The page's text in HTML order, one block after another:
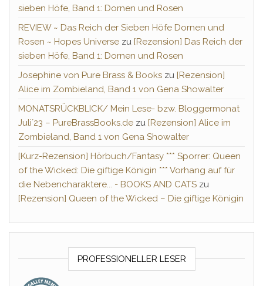
sieben Höfe, Band 1: Dornen und Rosen
REVIEW ~ Das Reich der Sieben Höfe Dornen und
Rosen ~ Hopes Universe zu [Rezension] Das Reich der
sieben Höfe, Band 1: Dornen und Rosen
Josephine von Pure Brass & Books zu [Rezension]
Alice im Zombieland, Band 1 von Gena Showalter
MONATSRÜCKBLICK/ Mein Lese- bzw. Bloggermonat
Juli´23 – PureBrassBooks.de zu [Rezension] Alice im
Zombieland, Band 1 von Gena Showalter
[Kurz-Rezension] Hörbuch/Fantasy *** Sporrer: Queen
of the Wicked: Die giftige Königin *** Vorhang auf für
die Nebencharaktere... - BOOKS AND CATS zu
[Rezension] Queen of the Wicked – Die giftige Königin
PROFESSIONELLER LESER